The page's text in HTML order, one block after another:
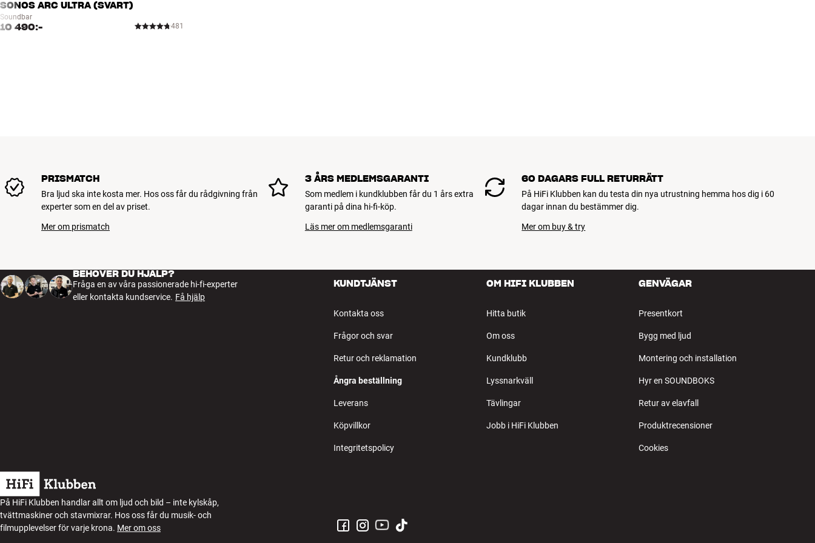
SONOS ARC ULTRA (SVART)
Soundbar
10 490:- 481
PRISMATCH
Bra ljud ska inte kosta mer. Hos oss får du rådgivning från
experter som en del av priset.
Mer om prismatch
3 ÅRS MEDLEMSGARANTI
Som medlem i kundklubben får du 1 års extra
garanti på dina hi-fi-köp.
Läs mer om medlemsgaranti
60 DAGARS FULL RETURRÄTT
På HiFi Klubben kan du testa din nya utrustning hemma hos dig i 60
dagar innan du bestämmer dig.
Mer om buy & try
BEHÖVER DU HJÄLP?
Fråga en av våra passionerade hi-fi-experter
eller kontakta kundservice. Få hjälp
KUNDTJÄNST
Kontakta oss
Frågor och svar
Retur och reklamation
Ångra beställning
Leverans
Köpvillkor
Integritetspolicy
OM HIFI KLUBBEN
Hitta butik
Om oss
Kundklubb
Lyssnarkväll
Tävlingar
Jobb i HiFi Klubben
GENVÄGAR
Presentkort
Bygg med ljud
Montering och installation
Hyr en SOUNDBOKS
Retur av elavfall
Produktrecensioner
Cookies
På HiFi Klubben handlar allt om ljud och bild – inte kylskåp,
tvättmaskiner och stavmixrar. Hos oss får du musik- och
filmupplevelser för varje krona. Mer om oss